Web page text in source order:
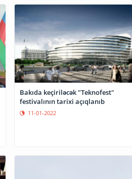
Bakıda keçiriləcək "Teknofest"
festivalının tarixi açıqlanıb
11-01-2022